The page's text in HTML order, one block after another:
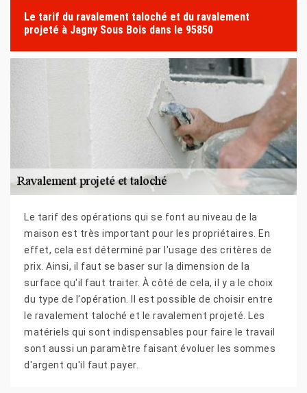
Le tarif du ravalement taloché et du ravalement
projeté à Jagny Sous Bois dans le 95850
Le tarif des opérations qui se font au niveau de la
maison est très important pour les propriétaires. En
effet, cela est déterminé par l'usage des critères de
prix. Ainsi, il faut se baser sur la dimension de la
surface qu'il faut traiter. À côté de cela, il y a le choix
du type de l'opération. Il est possible de choisir entre
le ravalement taloché et le ravalement projeté. Les
matériels qui sont indispensables pour faire le travail
sont aussi un paramètre faisant évoluer les sommes
d'argent qu'il faut payer.